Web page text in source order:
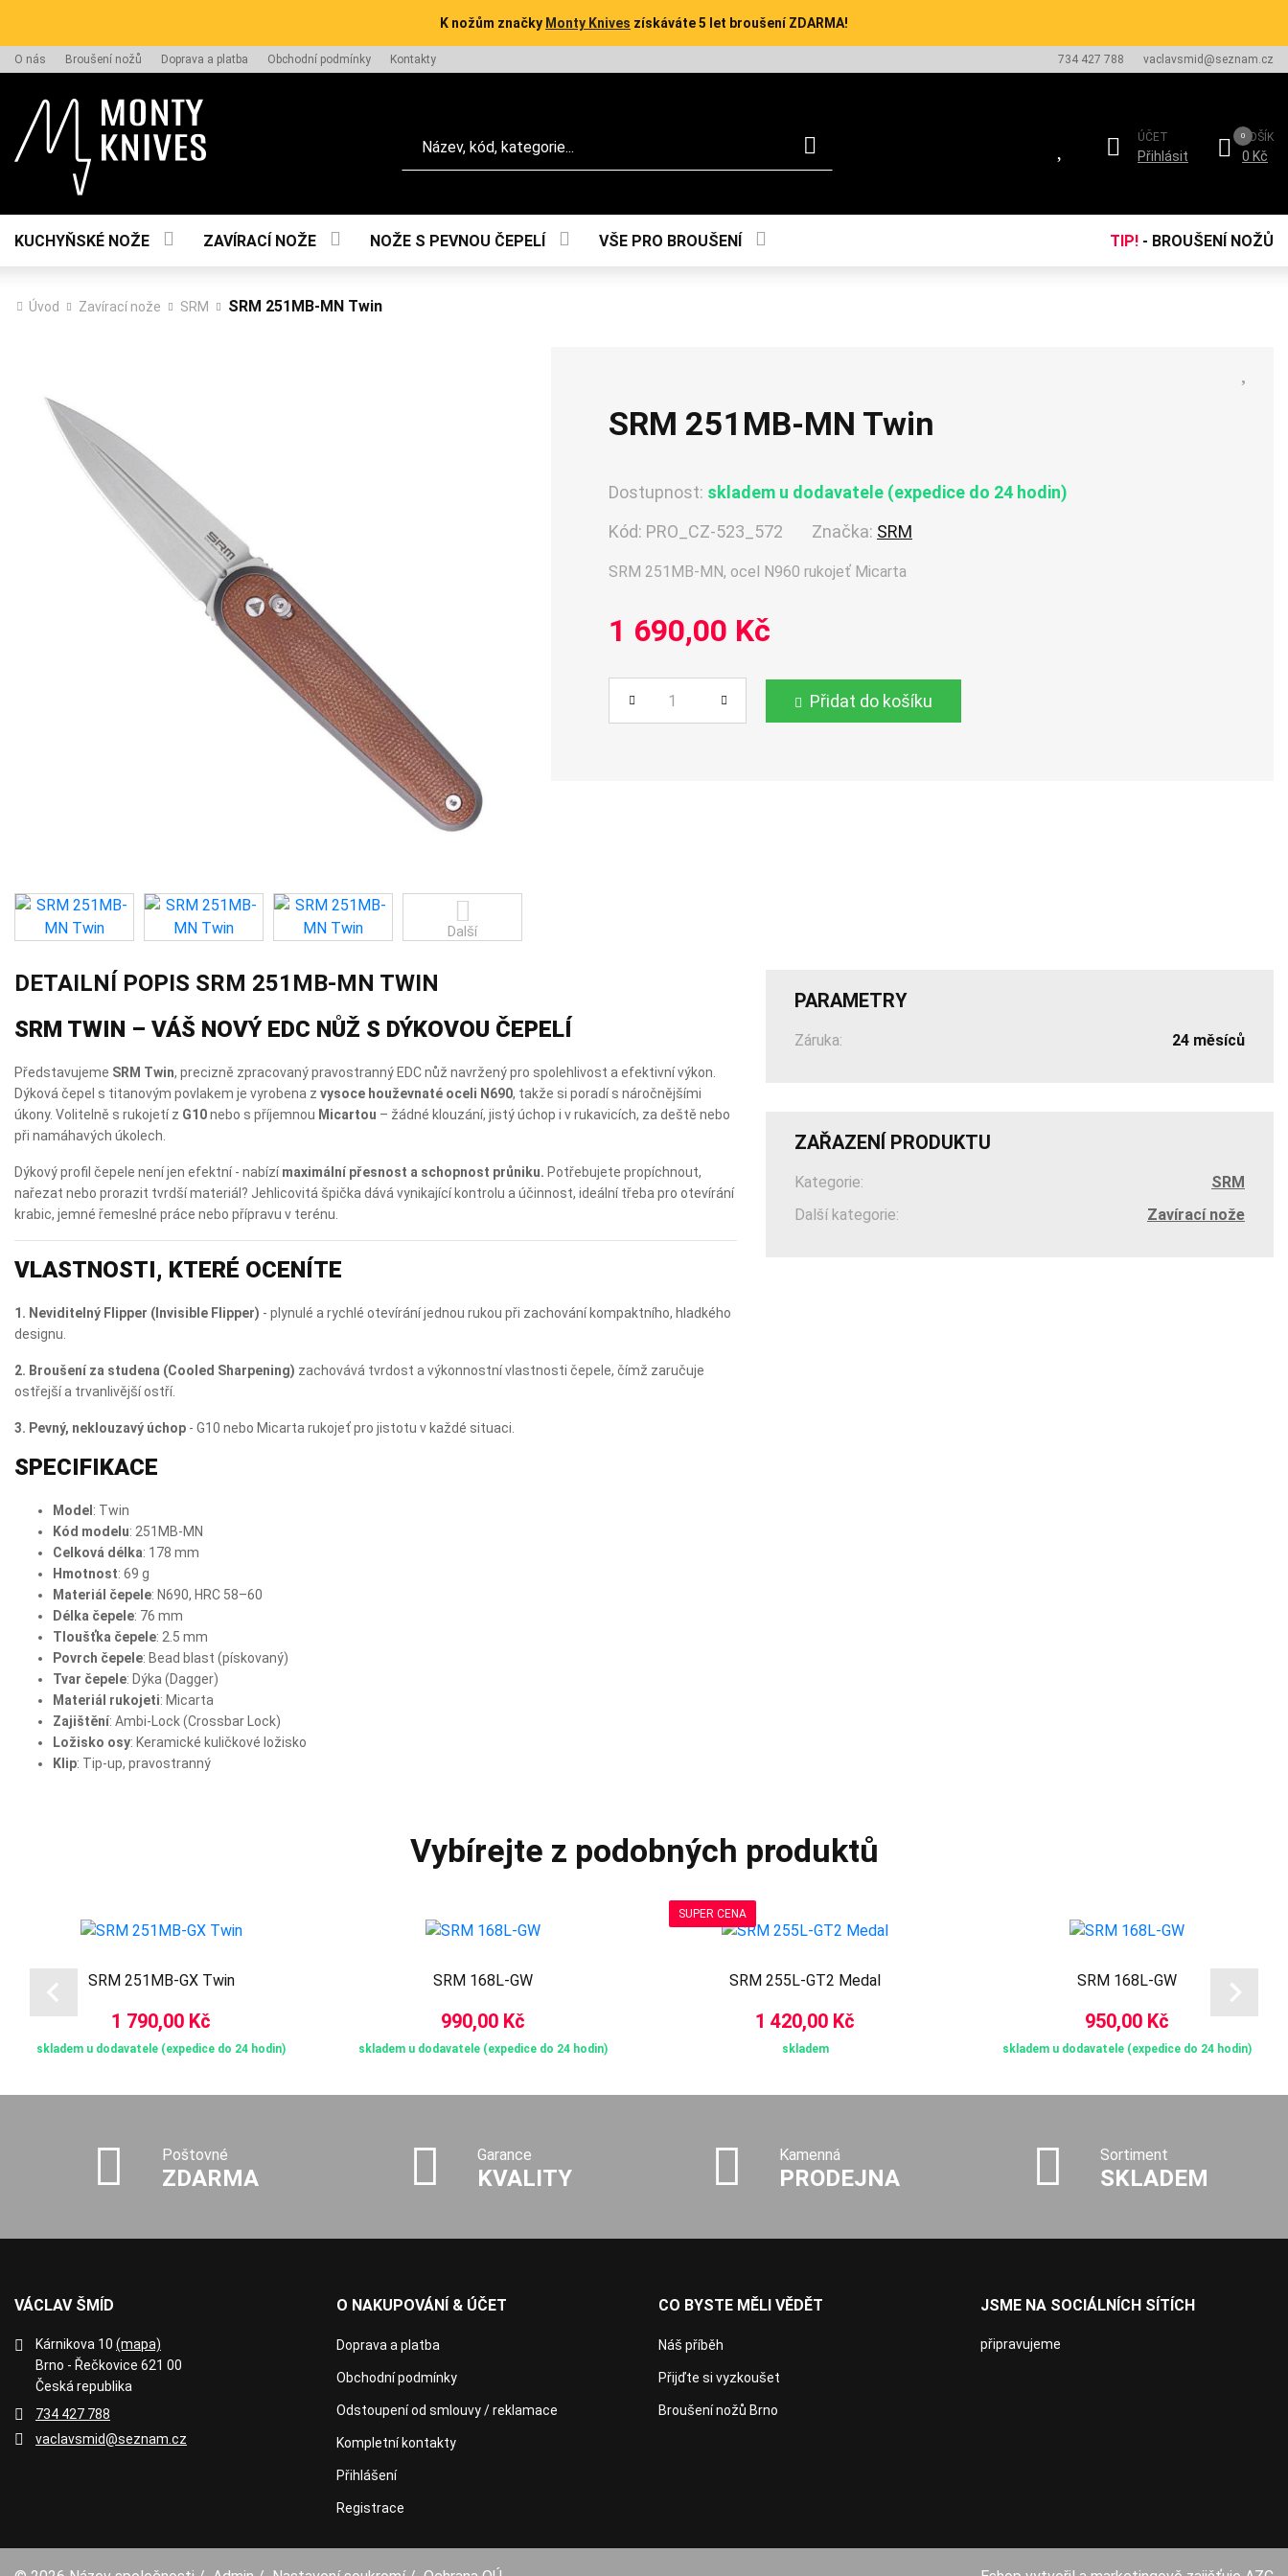
K nožům značky Monty Knives získáváte 5 let broušení ZDARMA!
O nás Broušení nožů Doprava a platba Obchodní podmínky Kontakty 734 427 788 vaclavsmid@seznam.cz
ÚČET
Přihlásit
KOŠÍK
0 Kč
KUCHYŇSKÉ NOŽE ZAVÍRACÍ NOŽE NOŽE S PEVNOU ČEPELÍ VŠE PRO BROUŠENÍ TIP! - BROUŠENÍ NOŽŮ
Úvod Zavírací nože SRM SRM 251MB-MN Twin
Další
SRM 251MB-MN Twin
Dostupnost: skladem u dodavatele (expedice do 24 hodin)
Kód: PRO_CZ-523_572 Značka: SRM
SRM 251MB-MN, ocel N960 rukojeť Micarta
1 690,00 Kč
Počet Přidat do košíku
DETAILNÍ POPIS SRM 251MB-MN TWIN
SRM TWIN – VÁŠ NOVÝ EDC NŮŽ S DÝKOVOU ČEPELÍ
Představujeme SRM Twin, precizně zpracovaný pravostranný EDC nůž navržený pro spolehlivost a efektivní výkon.
Dýková čepel s titanovým povlakem je vyrobena z vysoce houževnaté oceli N690, takže si poradí s náročnějšími
úkony. Volitelně s rukojetí z G10nebo s příjemnou Micartou – žádné klouzání, jistý úchop i v rukavicích, za deště nebo
při namáhavých úkolech.
Dýkový profil čepele není jen efektní - nabízímaximální přesnost a schopnost průniku. Potřebujete propíchnout,
nařezat nebo prorazit tvrdší materiál? Jehlicovitá špička dává vynikající kontrolu a účinnost, ideální třeba pro otevírání
krabic, jemné řemeslné práce nebo přípravu v terénu.
VLASTNOSTI, KTERÉ OCENÍTE
1. Neviditelný Flipper (Invisible Flipper) - plynulé a rychlé otevírání jednou rukou při zachování kompaktního, hladkého
designu.
2. Broušení za studena (Cooled Sharpening) zachovává tvrdost a výkonnostní vlastnosti čepele, čímž zaručuje
ostřejší a trvanlivější ostří.
3. Pevný, neklouzavý úchop - G10 nebo Micarta rukojeť pro jistotu v každé situaci.
SPECIFIKACE
Model : Twin
Kód modelu: 251MB‑MN
Celková délka: 178 mm
Hmotnost: 69 g
Materiál čepele: N690, HRC 58–60
Délka čepele: 76 mm
Tloušťka čepele: 2.5 mm
Povrch čepele: Bead blast (pískovaný)
Tvar čepele: Dýka (Dagger)
Materiál rukojeti: Micarta
Zajištění: Ambi-Lock (Crossbar Lock)
Ložisko osy: Keramické kuličkové ložisko
Klip: Tip‑up, pravostranný
PARAMETRY
Záruka: 24 měsíců
ZAŘAZENÍ PRODUKTU
Kategorie:
SRM
Další kategorie:
Zavírací nože
Vybírejte z podobných produktů
SRM 251MB-GX Twin
1 790,00 Kč
skladem u dodavatele (expedice do 24 hodin)
SRM 168L-GW
990,00 Kč
skladem u dodavatele (expedice do 24 hodin)
SUPER CENA
SRM 255L-GT2 Medal
1 420,00 Kč
skladem
SRM 168L-GW
950,00 Kč
skladem u dodavatele (expedice do 24 hodin)
Poštovné
ZDARMA
Garance
KVALITY
Kamenná
PRODEJNA
Sortiment
SKLADEM
VÁCLAV ŠMÍD
Kárnikova 10 (mapa)
Brno - Řečkovice 621 00
Česká republika
734 427 788
vaclavsmid@seznam.cz
O NAKUPOVÁNÍ & ÚČET
Doprava a platba
Obchodní podmínky
Odstoupení od smlouvy / reklamace
Kompletní kontakty
Přihlášení
Registrace
CO BYSTE MĚLI VĚDĚT
Náš příběh
Přijďte si vyzkoušet
Broušení nožů Brno
JSME NA SOCIÁLNÍCH SÍTÍCH
připravujeme